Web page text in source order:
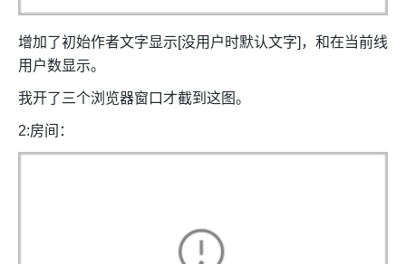
增加了初始作者文字显示[没用户时默认文字]，和在当前线
用户数显示。
我开了三个浏览器窗口才截到这图。
2:房间：